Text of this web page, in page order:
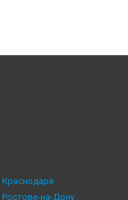
Краснодаре
Ростове-на-Дону